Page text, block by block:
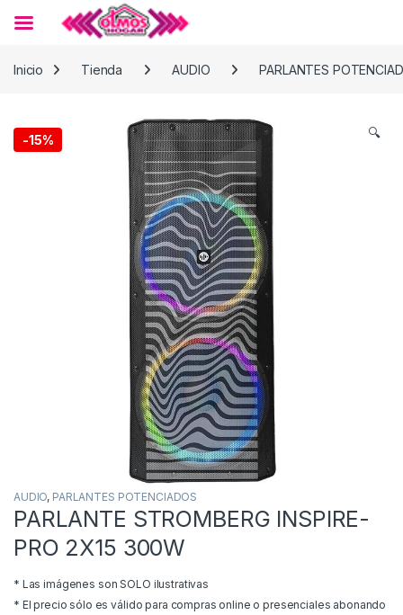
Inicio
Tienda AUDIO PARLANTES
-15% 🔍
AUDIO, PARLANTES POTENCIADOS
PARLANTE STROMBERG INSPIRE-
PRO 2X15 300W
* Las imágenes son SOLO ilustrativas
* El precio sólo es válido para compras online o presenciales abonando